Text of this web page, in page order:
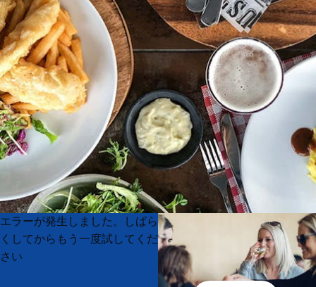
Product
List
Product
List
エラーが発生しました。しばら
くしてからもう一度試してくだ
さい